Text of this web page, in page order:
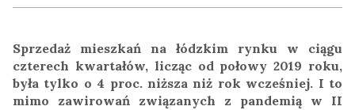
Sprzedaż mieszkań na łódzkim rynku w ciągu
czterech kwartałów, licząc od połowy 2019 roku,
była tylko o 4 proc. niższa niż rok wcześniej. I to
mimo zawirowań związanych z pandemią w II